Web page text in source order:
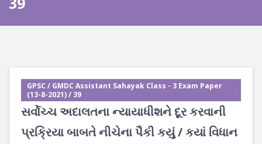
GPSC / GMDC Assistant Sahayak Class - 3 Exam Paper
(13-8-2021) / 39
સર્વોચ્ચ અદાલતના ન્યાયાધીશને દૂર કરવાની
પ્રક્રિયા બાબતે નીચેના પૈકી કયું / કયાં વિધાન